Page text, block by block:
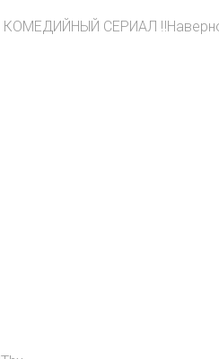
СЕРИАЛ ‼️Наверное,